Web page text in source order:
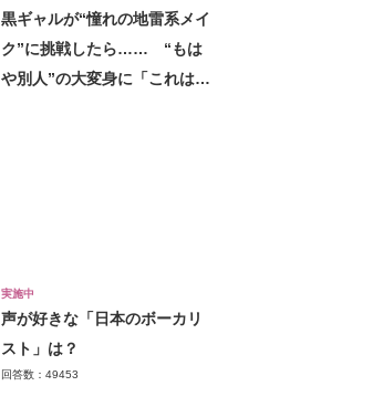
黒ギャルが“憧れの地雷系メイ
ク”に挑戦したら…… “もは
や別人”の大変身に「これはも
実施中
声が好きな「日本のボーカリ
スト」は？
回答数：49453